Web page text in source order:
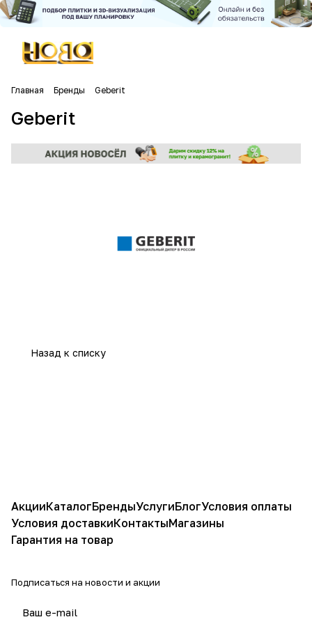
Главная Бренды Geberit
Geberit
Назад к списку
АкцииКаталогБрендыУслугиБлогУсловия оплаты
Условия доставкиКонтактыМагазины
Гарантия на товар
Подписаться на новости и акции